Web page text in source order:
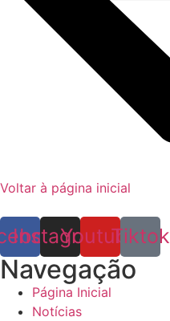
Voltar à página inicial
Instagram
YoutubeTiktok
Navegação
Página Inicial
Notícias